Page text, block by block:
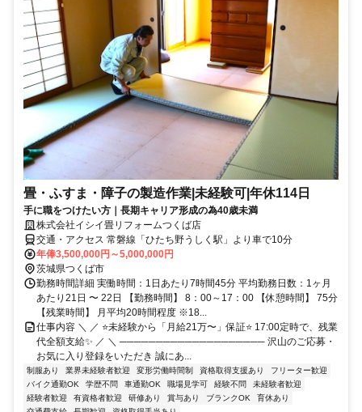
畳・ふすま・障子の製造作業|未経験可|年休114日
手に職をつけたい方｜長期キャリア形成の為40歳未満
株式会社イシイ畳リフォームつくば店
交通・アクセス 常磐線「ひたち野うしく駅」より車で10分
年俸3,500,000円～5,000,000円
茨城県つくば市
勤務時間詳細 実働時間：1日あたり7時間45分 平均勤務日数：1ヶ月
あたり21日 〜 22日 【勤務時間】 8：00～17：00 【休憩時間】 75分
【残業時間】 月平均20時間程度 ※18...
仕事内容 ＼ ／ ⭐未経験から「月給21万〜」保証⭐ 17:00定時で、残業
代全額支給✨ ／ ＼ ──────────────────── 沢山のご応募・
お気に入り登録をいただき 誠にあ...
制服あり 業界未経験者歓迎 変形労働時間制 資格取得支援あり
フリーター歓迎
バイク通勤OK
学歴不問 車通勤OK 職場見学可 経験不問
未経験者歓迎
経験者歓迎
有資格者歓迎 研修あり 賞与あり ブランクOK
育休あり